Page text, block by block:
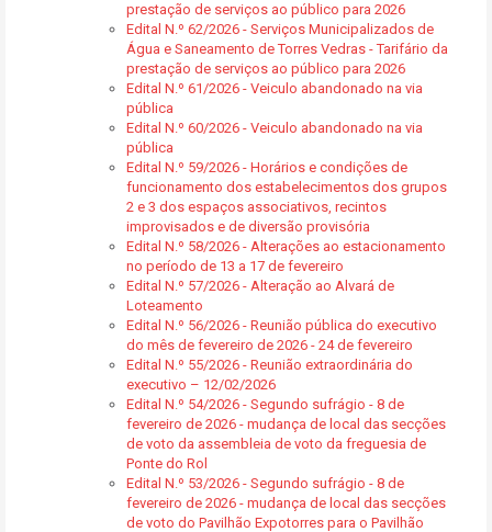
prestação de serviços ao público para 2026
Edital N.º 62/2026 - Serviços Municipalizados de
Água e Saneamento de Torres Vedras - Tarifário da
prestação de serviços ao público para 2026
Edital N.º 61/2026 - Veiculo abandonado na via
pública
Edital N.º 60/2026 - Veiculo abandonado na via
pública
Edital N.º 59/2026 - Horários e condições de
funcionamento dos estabelecimentos dos grupos
2 e 3 dos espaços associativos, recintos
improvisados e de diversão provisória
Edital N.º 58/2026 - Alterações ao estacionamento
no período de 13 a 17 de fevereiro
Edital N.º 57/2026 - Alteração ao Alvará de
Loteamento
Edital N.º 56/2026 - Reunião pública do executivo
do mês de fevereiro de 2026 - 24 de fevereiro
Edital N.º 55/2026 - Reunião extraordinária do
executivo – 12/02/2026
Edital N.º 54/2026 - Segundo sufrágio - 8 de
fevereiro de 2026 - mudança de local das secções
de voto da assembleia de voto da freguesia de
Ponte do Rol
Edital N.º 53/2026 - Segundo sufrágio - 8 de
fevereiro de 2026 - mudança de local das secções
de voto do Pavilhão Expotorres para o Pavilhão